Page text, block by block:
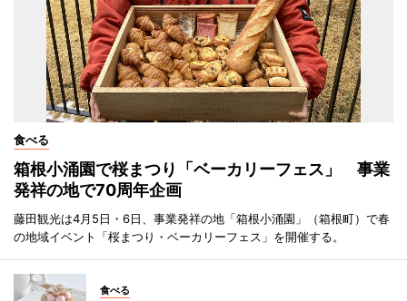
食べる
箱根小涌園で桜まつり「ベーカリーフェス」 事業
発祥の地で70周年企画
藤田観光は4月5日・6日、事業発祥の地「箱根小涌園」（箱根町）で春
の地域イベント「桜まつり・ベーカリーフェス」を開催する。
食べる